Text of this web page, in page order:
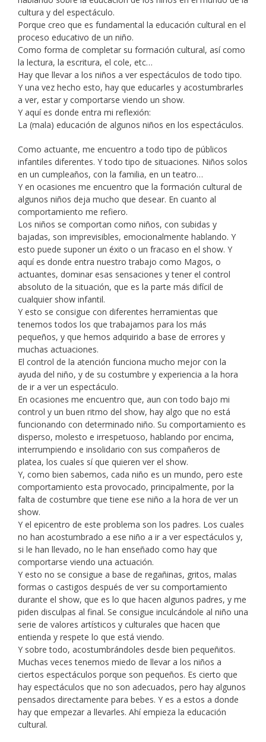
cultura y del espectáculo.
Porque creo que es fundamental la educación cultural en el
proceso educativo de un niño.
Como forma de completar su formación cultural, así como
la lectura, la escritura, el cole, etc…
Hay que llevar a los niños a ver espectáculos de todo tipo.
Y una vez hecho esto, hay que educarles y acostumbrarles
a ver, estar y comportarse viendo un show.
Y aquí es donde entra mi reflexión:
La (mala) educación de algunos niños en los espectáculos.
Como actuante, me encuentro a todo tipo de públicos
infantiles diferentes. Y todo tipo de situaciones. Niños solos
en un cumpleaños, con la familia, en un teatro…
Y en ocasiones me encuentro que la formación cultural de
algunos niños deja mucho que desear. En cuanto al
comportamiento me refiero.
Los niños se comportan como niños, con subidas y
bajadas, son imprevisibles, emocionalmente hablando. Y
esto puede suponer un éxito o un fracaso en el show. Y
aquí es donde entra nuestro trabajo como Magos, o
actuantes, dominar esas sensaciones y tener el control
absoluto de la situación, que es la parte más difícil de
cualquier show infantil.
Y esto se consigue con diferentes herramientas que
tenemos todos los que trabajamos para los más
pequeños, y que hemos adquirido a base de errores y
muchas actuaciones.
El control de la atención funciona mucho mejor con la
ayuda del niño, y de su costumbre y experiencia a la hora
de ir a ver un espectáculo.
En ocasiones me encuentro que, aun con todo bajo mi
control y un buen ritmo del show, hay algo que no está
funcionando con determinado niño. Su comportamiento es
disperso, molesto e irrespetuoso, hablando por encima,
interrumpiendo e insolidario con sus compañeros de
platea, los cuales sí que quieren ver el show.
Y, como bien sabemos, cada niño es un mundo, pero este
comportamiento esta provocado, principalmente, por la
falta de costumbre que tiene ese niño a la hora de ver un
show.
Y el epicentro de este problema son los padres. Los cuales
no han acostumbrado a ese niño a ir a ver espectáculos y,
si le han llevado, no le han enseñado como hay que
comportarse viendo una actuación.
Y esto no se consigue a base de regañinas, gritos, malas
formas o castigos después de ver su comportamiento
durante el show, que es lo que hacen algunos padres, y me
piden disculpas al final. Se consigue inculcándole al niño una
serie de valores artísticos y culturales que hacen que
entienda y respete lo que está viendo.
Y sobre todo, acostumbrándoles desde bien pequeñitos.
Muchas veces tenemos miedo de llevar a los niños a
ciertos espectáculos porque son pequeños. Es cierto que
hay espectáculos que no son adecuados, pero hay algunos
pensados directamente para bebes. Y es a estos a donde
hay que empezar a llevarles. Ahí empieza la educación
cultural.